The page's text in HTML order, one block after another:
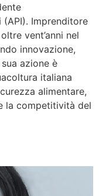
(API). Imprenditore
vent’anni nel
innovazione,
azione è
italiana
alimentare,
la competitività del